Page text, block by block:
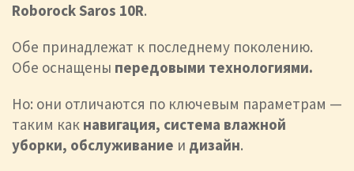
Roborock Saros 10R.
Обе принадлежат к последнему поколению.
Обе оснащены передовыми технологиями.
Но: они отличаются по ключевым параметрам —
таким как навигация, система влажной
уборки, обслуживание и дизайн.